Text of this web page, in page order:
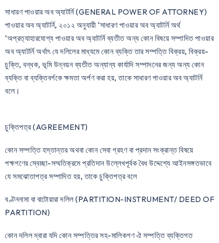
সাধারণ পাওয়ার অব অ্যাটর্নি (GENERAL POWER OF ATTORNEY)
পাওয়ার অব অ্যাটর্নি, ২০১২ অনুযায়ী ‘সাধারণ পাওয়ার অব অ্যাটর্নি অর্থ
‘অপ্রত্যাহারযোগ্য পাওয়ার অব অ্যাটর্নি ব্যতীত অন্য কোন বিষয়ে সম্পাদিত পাওয়ার
অব অ্যাটর্নি অর্থাৎ যে দলিলের মাধ্যমে কোন ব্যক্তি তার সম্পত্তি বিক্রয়, বিক্রয়-
চুক্তি, বন্ধক, ভূমি উন্নয়ন ব্যতীত অন্যান্য কার্যাদি সম্পাদনের জন্য অন্য কোন
ব্যক্তি বা ব্যক্তিবর্গকে ক্ষমতা অর্পণ করা হয়, তাকে সাধারণ পাওয়ার অব অ্যাটর্নি
বলে।
চুক্তিপত্র (AGREEMENT)
কোন সম্পত্তি হস্তান্তর অথবা কোন সেবা গ্রহণ বা প্রদান সংক্রান্ত বিষয়ে
পক্ষগণের স্বেচ্ছা-সম্মতিক্রমে প্রতিদান উল্লেখপূর্বক বৈধ উদ্দেশ্যে আইনসঙ্গতভাবে
যে সমঝোতাপত্র সম্পাদিত হয়, তাকে চুক্তিপত্র বলে
বণ্টননামা বা বাটোয়ারা দলিল (PARTITION-INSTRUMENT/ DEED OF
PARTITION)
কোন দলিল দ্বারা যদি কোন সম্পত্তির সহ-মালিকগণ ঐ সম্পত্তি ব্যক্তিগত